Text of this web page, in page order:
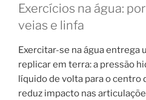
Exercícios na água:
veias e linfa
Exercitar-se na água entrega
replicar em terra: a pressão
líquido de volta para o centro
reduz impacto nas